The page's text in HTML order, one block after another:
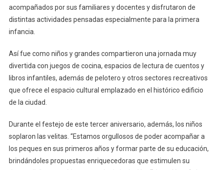
acompañados por sus familiares y docentes y disfrutaron de
distintas actividades pensadas especialmente para la primera
infancia.
Así fue como niños y grandes compartieron una jornada muy
divertida con juegos de cocina, espacios de lectura de cuentos y
libros infantiles, además de pelotero y otros sectores recreativos
que ofrece el espacio cultural emplazado en el histórico edificio
de la ciudad.
Durante el festejo de este tercer aniversario, además, los niños
soplaron las velitas. “Estamos orgullosos de poder acompañar a
los peques en sus primeros años y formar parte de su educación,
brindándoles propuestas enriquecedoras que estimulen su